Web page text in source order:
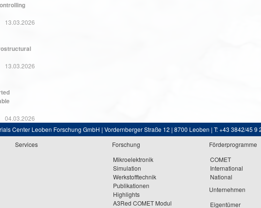
13.03.2026
13.03.2026
04.03.2026
Center Leoben Forschung GmbH | Vordernberger Straße 12 | 8700 Leoben | T: +43 3842/45 9
Services
Forschung
Mikroelektronik
Simulation
Werkstofftechnik
Publikationen
Highlights
A3Red COMET Modul
Förderprogramme
COMET
International
National
Unternehmen
Eigentümer